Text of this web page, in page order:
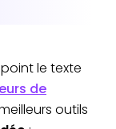
le texte
de
outils